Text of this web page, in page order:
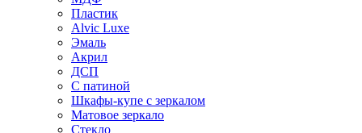
Пластик
Alvic Luxe
Эмаль
Акрил
ДСП
С патиной
Шкафы-купе с зеркалом
Матовое зеркало
Стекло